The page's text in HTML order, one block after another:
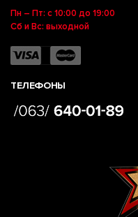
Пн – Пт: с 10:00 до 19:00
Сб и Вс: выходной
ТЕЛЕФОНЫ